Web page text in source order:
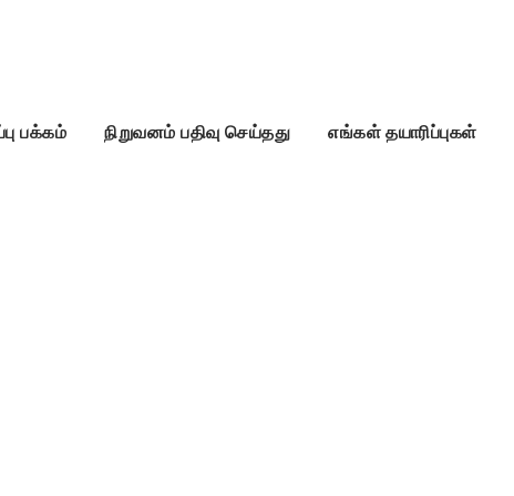
பக்கம் நிறுவனம் பதிவு செய்தது எங்கள் தயாரிப்புகள்